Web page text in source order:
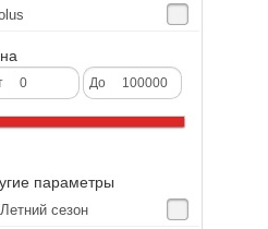
До
параметры
Летний сезон